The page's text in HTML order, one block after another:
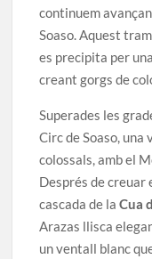
continuem
Soaso. Aquest
es precipita per
creant gorgs de
Superades les
Circ de Soaso,
colossals, amb el
Després de creuar
cascada de laCua
Arazas llisca
un ventall blanc